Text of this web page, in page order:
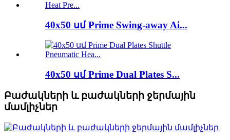
40x50 սմ Prime Swing-away Ai...
40x50 սմ Prime Dual Plates S...
Բաժակների և բաժակների ջերմային
մամլիչներ